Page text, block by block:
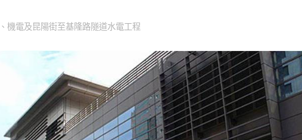
機電及昆陽街至基隆路隧道水電工程